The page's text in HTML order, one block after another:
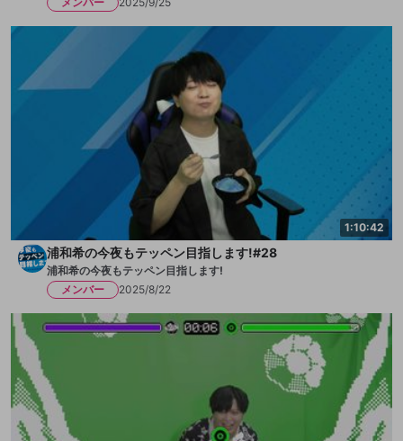
1:10:42
浦和希の今夜もテッペン目指します!#28
浦和希の今夜もテッペン目指します!
メンバー
2025/8/22